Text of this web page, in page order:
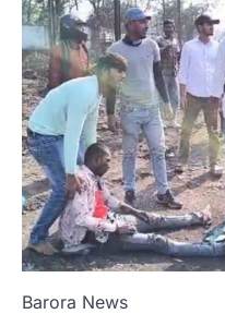
Barora News